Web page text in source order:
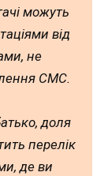
можуть
від
не
СМС.
доля
перелік
де ви